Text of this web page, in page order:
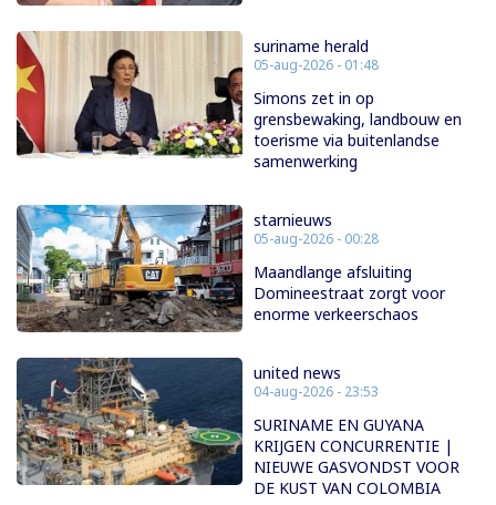
suriname herald
05-aug-2026 - 01:48
Simons zet in op
grensbewaking, landbouw en
toerisme via buitenlandse
samenwerking
starnieuws
05-aug-2026 - 00:28
Maandlange afsluiting
Domineestraat zorgt voor
enorme verkeerschaos
united news
04-aug-2026 - 23:53
SURINAME EN GUYANA
KRIJGEN CONCURRENTIE |
NIEUWE GASVONDST VOOR
DE KUST VAN COLOMBIA